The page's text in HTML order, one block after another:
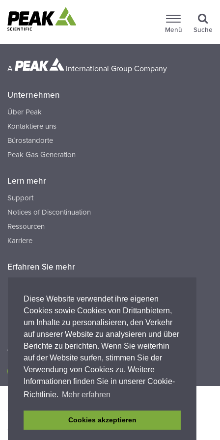
Diese Website verwendet ihre eigenen
Cookies sowie Cookies von Drittanbietern,
um Inhalte zu personalisieren, den Verkehr
auf unserer Website zu analysieren und über
Berichte zu berichten. Wenn Sie weiterhin
auf der Website surfen, stimmen Sie der
Verwendung von Cookies zu. Weitere
Informationen finden Sie in unserer Cookie-
Richtlinie. Mehr erfahren
Cookies akzeptieren
Menü Suche
A International Group Company
Unternehmen
Über Peak
Kontaktiere uns
Bürostandorte
Peak Gas Generation
Lern mehr
Support
Notices of Discontinuation
Ressourcen
Karriere
Erfahren Sie mehr
FAQ's
Peak HQ tel:+44 141 812 8100
Peak GmbH tel:+49 (0) 2421 694 5811
Verbinde dich mit uns
Barrierefreiheit Datenschutz-Bestimmungen
Garantieerklärung
Geschäftsbedingungen Einhaltung
© Copyright 2026 Peak Scientific Instruments. All rights